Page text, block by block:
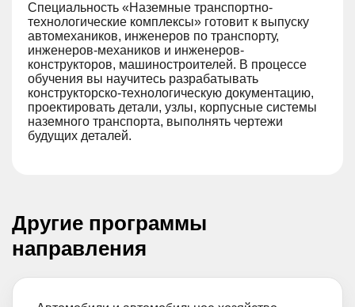
Специальность «Наземные транспортно-
технологические комплексы» готовит к выпуску
автомехаников, инженеров по транспорту,
инженеров-механиков и инженеров-
конструкторов, машиностроителей. В процессе
обучения вы научитесь разрабатывать
конструкторско-технологическую документацию,
проектировать детали, узлы, корпусные системы
наземного транспорта, выполнять чертежи
будущих деталей.
Другие программы
направления